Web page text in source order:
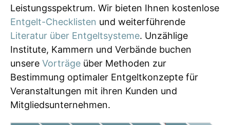
Leistungsspektrum. Wir bieten Ihnen kostenlose
Entgelt-Checklisten und weiterführende
Literatur über Entgeltsysteme. Unzählige
Institute, Kammern und Verbände buchen
unsere Vorträge über Methoden zur
Bestimmung optimaler Entgeltkonzepte für
Veranstaltungen mit ihren Kunden und
Mitgliedsunternehmen.